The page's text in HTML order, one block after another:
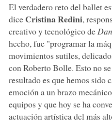
El verdadero reto del ballet
dice Cristina Redini,
creativo y tecnológico de
hecho, fue "programar la
movimientos sutiles,
con Roberto Bolle. Esto no
resultado es que hemos sido
emoción a un brazo
equipos y que hoy se ha
actuación artística del más